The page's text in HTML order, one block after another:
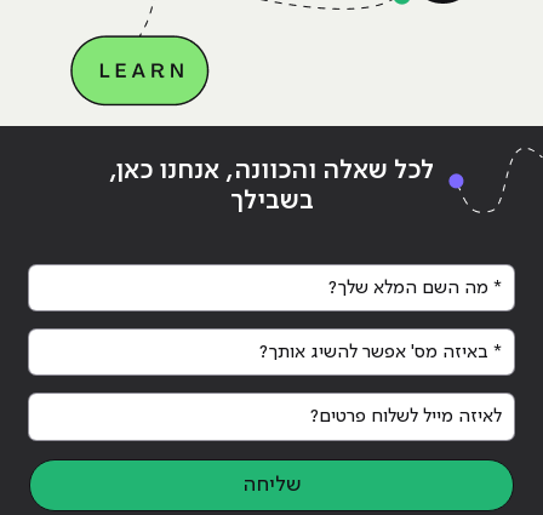
Continue reading
של עולם הניו מדיה?"
לכל שאלה והכוונה, אנחנו כאן,
בשבילך
* מה השם המלא שלך?
* באיזה מס' אפשר להשיג אותך?
לאיזה מייל לשלוח פרטים?
שליחה